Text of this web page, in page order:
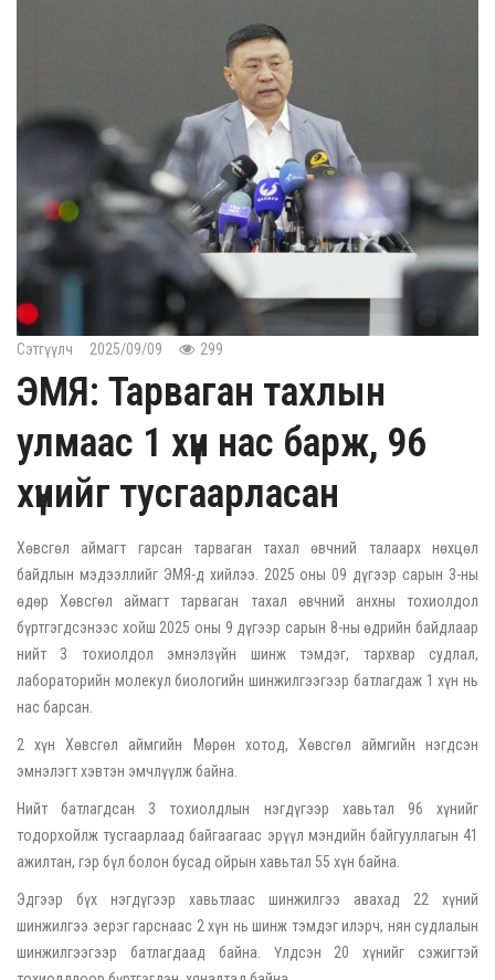
Сэтгүүлч 2025/09/09 299
ЭМЯ: Тарваган тахлын
улмаас 1 хүн нас барж, 96
хүнийг тусгаарласан
Хөвсгөл аймагт гарсан тарваган тахал өвчний талаарх нөхцөл
байдлын мэдээллийг ЭМЯ-д хийлээ. 2025 оны 09 дүгээр сарын 3-ны
өдөр Хөвсгөл аймагт тарваган тахал өвчний анхны тохиолдол
бүртгэгдсэнээс хойш 2025 оны 9 дүгээр сарын 8-ны өдрийн байдлаар
нийт 3 тохиолдол эмнэлзүйн шинж тэмдэг, тархвар судлал,
лабораторийн молекул биологийн шинжилгээгээр батлагдаж 1 хүн нь
нас барсан.
2 хүн Хөвсгөл аймгийн Мөрөн хотод, Хөвсгөл аймгийн нэгдсэн
эмнэлэгт хэвтэн эмчлүүлж байна.
Нийт батлагдсан 3 тохиолдлын нэгдүгээр хавьтал 96 хүнийг
тодорхойлж тусгаарлаад байгаагаас эрүүл мэндийн байгууллагын 41
ажилтан, гэр бүл болон бусад ойрын хавьтал 55 хүн байна.
Эдгээр бүх нэгдүгээр хавьтлаас шинжилгээ авахад 22 хүний
шинжилгээ эерэг гарснаас 2 хүн нь шинж тэмдэг илэрч, нян судлалын
шинжилгээгээр батлагдаад байна. Үлдсэн 20 хүнийг сэжигтэй